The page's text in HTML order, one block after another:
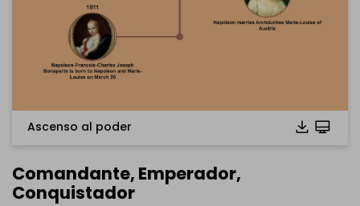
Ascenso al poder
Comandante, Emperador,
Conquistador